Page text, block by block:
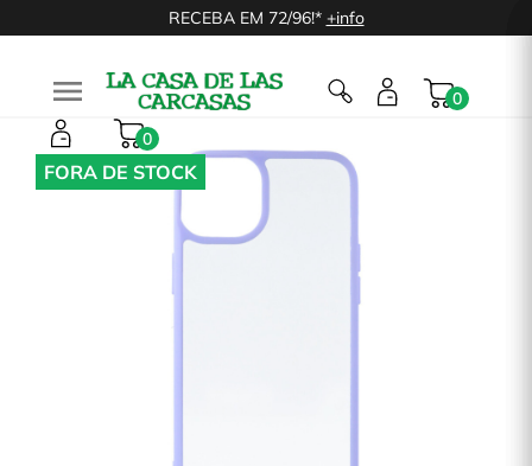
RECEBA EM 72/96!* +info

0
0
FORA DE STOCK